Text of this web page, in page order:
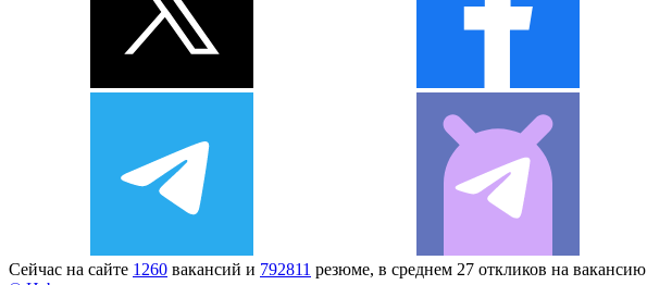
Сейчас на сайте 1260 вакансий и 792811 резюме, в среднем 27 откликов на вакансию